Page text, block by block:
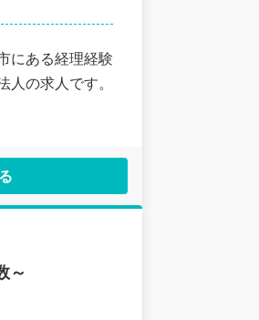
にある経理経験
の求人です。
～